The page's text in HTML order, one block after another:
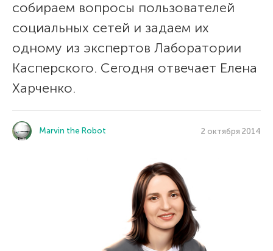
собираем вопросы пользователей
социальных сетей и задаем их
одному из экспертов Лаборатории
Касперского. Сегодня отвечает Елена
Харченко.
Marvin the Robot 2 октября 2014